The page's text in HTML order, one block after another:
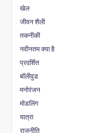
खेल
जीवन शैली
तकनीकी
नवीनतम क्या है
प्रदर्शित
बॉलीवुड
मनोरंजन
मोडलिंग
यात्रा
राजनीति